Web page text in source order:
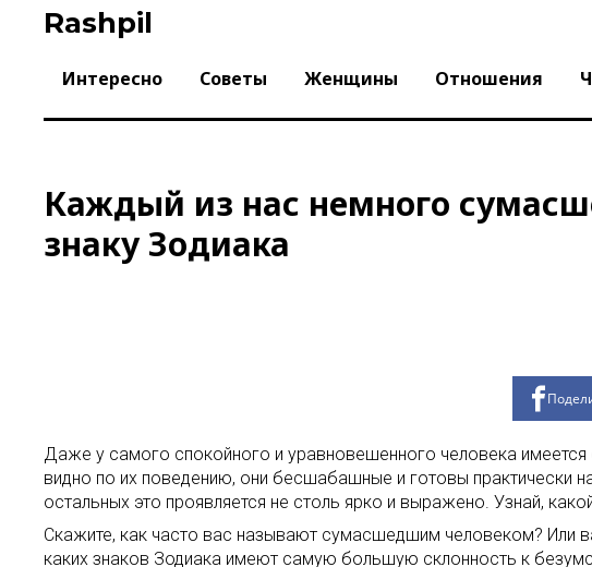
Rashpil
Интересно Советы Женщины Отношения
Каждый из нас немного
знаку Зодиака
Даже у самого спокойного и уравновешенного человека
видно по их поведению, они бесшабашные и готовы практически
остальных это проявляется не столь ярко и выражено. Узнай,
Скажите, как часто вас называют сумасшедшим человеком? Или
каких знаков Зодиака имеют самую большую склонность к